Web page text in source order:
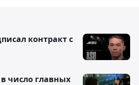
контракт с
число главных